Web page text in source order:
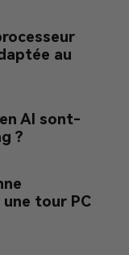
au
AI sont-
?
tour PC